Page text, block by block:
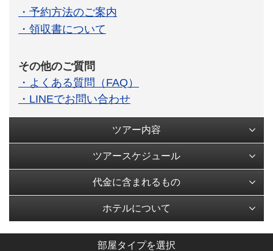
・予約方法のご案内
・領収書について
その他のご質問
・よくある質問（FAQ）
・LINEでお問い合わせ
ツアー内容
ツアースケジュール
代金に含まれるもの
ホテルについて
部屋タイプを選択